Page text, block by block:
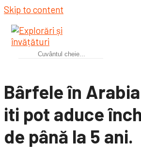
Skip to content
Bârfele în
iti pot aduce
de până la 5 ani.